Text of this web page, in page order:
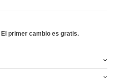
El primer cambio es gratis.